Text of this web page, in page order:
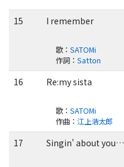
15
I remember
歌： SATOMi
作詞： Satton
16
Re:my sista
歌： SATOMi
作曲： 江上浩太郎
17
Singin' about